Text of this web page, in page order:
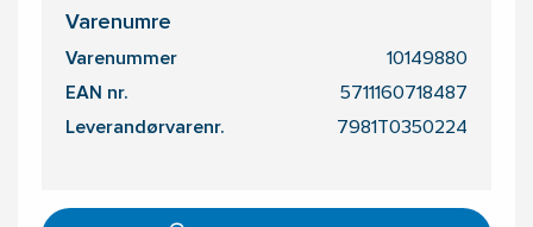
Varenumre
Varenummer 10149880
EAN nr. 5711160718487
Leverandørvarenr. 7981T0350224